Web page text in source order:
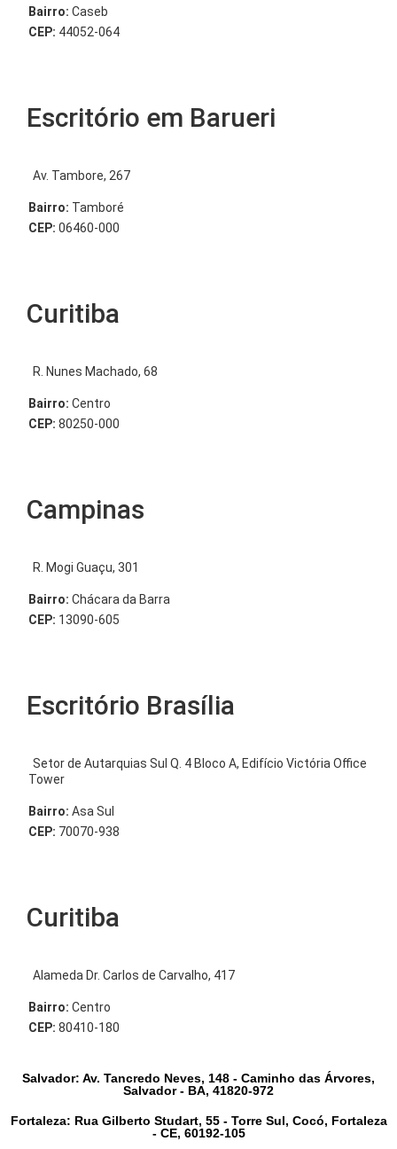
Bairro: Caseb
CEP: 44052-064
Escritório em Barueri
Av. Tambore, 267
Bairro: Tamboré
CEP: 06460-000
Curitiba
R. Nunes Machado, 68
Bairro: Centro
CEP: 80250-000
Campinas
R. Mogi Guaçu, 301
Bairro: Chácara da Barra
CEP: 13090-605
Escritório Brasília
Setor de Autarquias Sul Q. 4 Bloco A, Edifício Victória Office
Tower
Bairro: Asa Sul
CEP: 70070-938
Curitiba
Alameda Dr. Carlos de Carvalho, 417
Bairro: Centro
CEP: 80410-180
Salvador: Av. Tancredo Neves, 148 - Caminho das Árvores,
Salvador - BA, 41820-972
Fortaleza: Rua Gilberto Studart, 55 - Torre Sul, Cocó, Fortaleza
- CE, 60192-105